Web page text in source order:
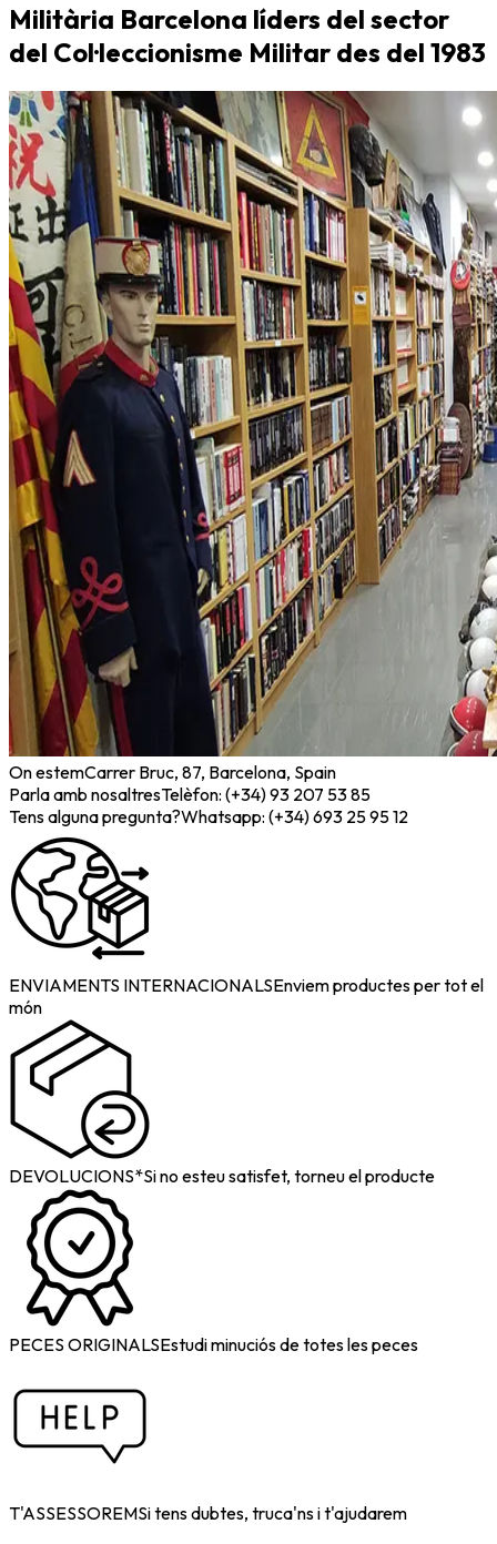
Militària Barcelona líders del sector
del Col·leccionisme Militar des del 1983
On estemCarrer Bruc, 87, Barcelona, Spain
Parla amb nosaltresTelèfon: (+34) 93 207 53 85
Tens alguna pregunta?Whatsapp: (+34) 693 25 95 12
ENVIAMENTS INTERNACIONALSEnviem productes per tot el
món
DEVOLUCIONS*Si no esteu satisfet, torneu el producte
PECES ORIGINALSEstudi minuciós de totes les peces
T'ASSESSOREMSi tens dubtes, truca'ns i t'ajudarem